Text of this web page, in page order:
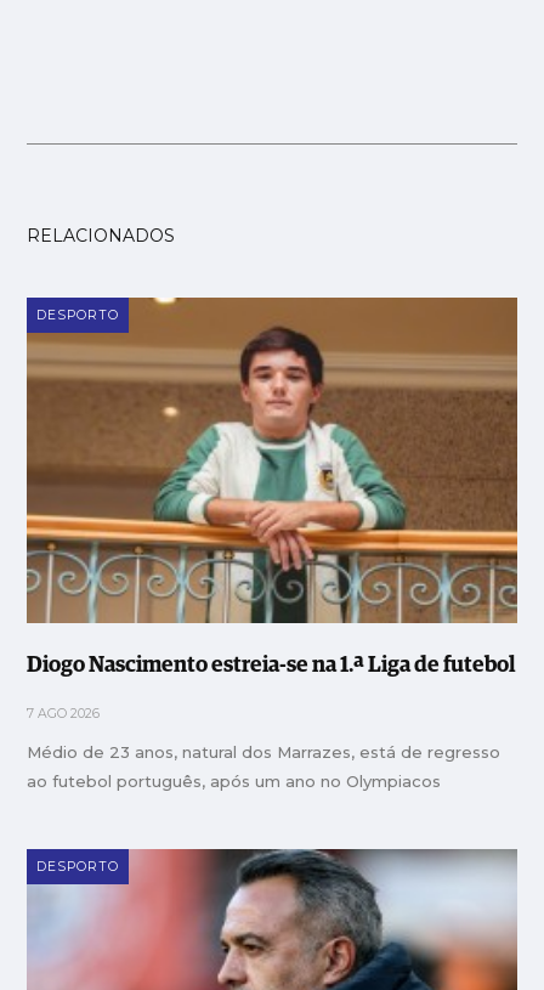
RELACIONADOS
DESPORTO
Diogo Nascimento estreia-se na 1.ª Liga de futebol
7 AGO 2026
Médio de 23 anos, natural dos Marrazes, está de regresso
ao futebol português, após um ano no Olympiacos
DESPORTO